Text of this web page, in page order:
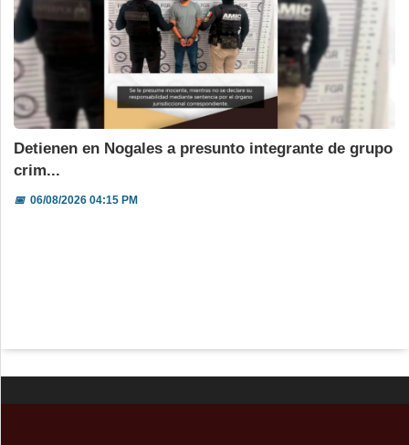
Detienen en Nogales a presunto integrante de grupo
crim...
📅06/08/2026 04:15 PM